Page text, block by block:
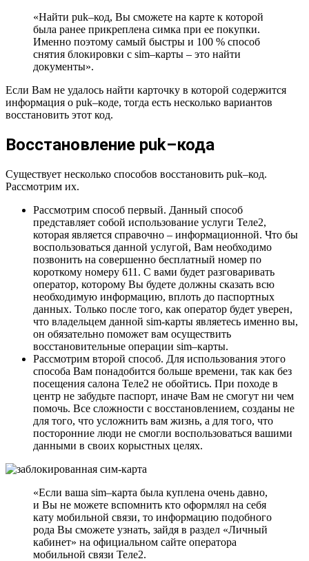
«Найти puk–код, Вы сможете на карте к которой
была ранее прикреплена симка при ее покупки.
Именно поэтому самый быстры и 100 % способ
снятия блокировки с sim–карты – это найти
документы».
Если Вам не удалось найти карточку в которой содержится
информация о puk–коде, тогда есть несколько вариантов
восстановить этот код.
Восстановление puk–кода
Существует несколько способов восстановить puk–код.
Рассмотрим их.
Рассмотрим способ первый. Данный способ
представляет собой использование услуги Теле2,
которая является справочно – информационной. Что бы
воспользоваться данной услугой, Вам необходимо
позвонить на совершенно бесплатный номер по
короткому номеру 611. С вами будет разговаривать
оператор, которому Вы будете должны сказать всю
необходимую информацию, вплоть до паспортных
данных. Только после того, как оператор будет уверен,
что владельцем данной sim-карты являетесь именно вы,
он обязательно поможет вам осуществить
восстановительные операции sim–карты.
Рассмотрим второй способ. Для использования этого
способа Вам понадобится больше времени, так как без
посещения салона Теле2 не обойтись. При походе в
центр не забудьте паспорт, иначе Вам не смогут ни чем
помочь. Все сложности с восстановлением, созданы не
для того, что усложнить вам жизнь, а для того, что
посторонние люди не смогли воспользоваться вашими
данными в своих корыстных целях.
«Если ваша sim–карта была куплена очень давно,
и Вы не можете вспомнить кто оформлял на себя
кату мобильной связи, то информацию подобного
рода Вы сможете узнать, зайдя в раздел «Личный
кабинет» на официальном сайте оператора
мобильной связи Теле2.